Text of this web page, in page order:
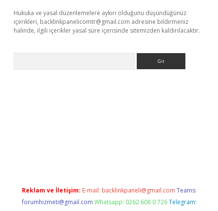
Hukuka ve yasal düzenlemelere aykırı olduğunu düşündüğünüz
içerikleri, backlinkpanelicomtr@gmail.com adresine bildirmeniz
halinde, ilgili içerikler yasal süre içerisinde sitemizden kaldırılacaktır.
Reklam ve İletişim: E-mail: backlinkpaneli@gmail.com Teams:
forumhizmeti@gmail.com Whatsapp: 0262 606 0 726 Telegram: